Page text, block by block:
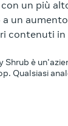
un più
un
contenuti
Shrub è
Qualsiasi